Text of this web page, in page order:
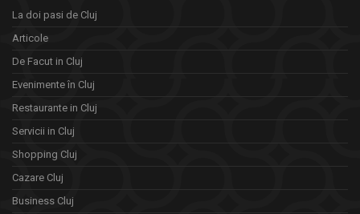
La doi pasi de Cluj
Articole
De Facut in Cluj
Evenimente în Cluj
Restaurante in Cluj
Servicii in Cluj
Shopping Cluj
Cazare Cluj
Business Cluj